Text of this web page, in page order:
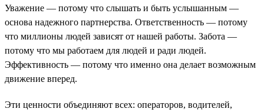
Уважение — потому что слышать и быть услышанным —
основа надежного партнерства. Ответственность — потому
что миллионы людей зависят от нашей работы. Забота —
потому что мы работаем для людей и ради людей.
Эффективность — потому что именно она делает возможным
движение вперед.
Эти ценности объединяют всех: операторов, водителей,